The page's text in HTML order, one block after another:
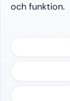
och funktion.